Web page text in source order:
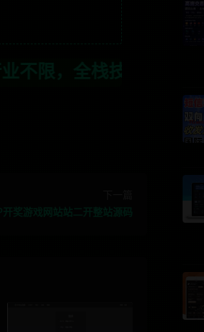
开发，定制，二开联